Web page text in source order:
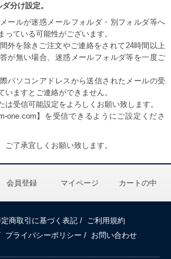
分け設定。
ールが迷惑メールフォルダ・別フォルダ等へ
っている可能性がございます。
外を除きご注文やご連絡をされて24時間以上
が無い場合、迷惑メールフォルダ等を一度ご
パソコンアドレスから送信されたメールの受
いますとご連絡ができません。
は受信可能設定をよろしくお願い致します。
one.com】を受信できるようにご設定くださ
ご了承宜しくお願い致します。
会員登録 マイページ カートの中
商取引に基づく表記 /
ご利用規約
プライバシーポリシー / お問い合わせ